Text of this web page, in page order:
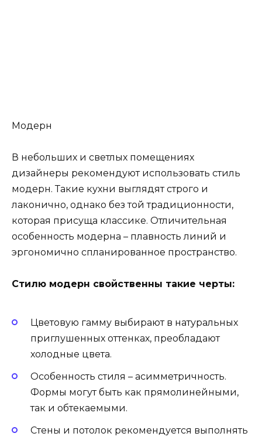
Модерн
В небольших и светлых помещениях
дизайнеры рекомендуют использовать стиль
модерн. Такие кухни выглядят строго и
лаконично, однако без той традиционности,
которая присуща классике. Отличительная
особенность модерна – плавность линий и
эргономично спланированное пространство.
Стилю модерн свойственны такие черты:
Цветовую гамму выбирают в натуральных
приглушенных оттенках, преобладают
холодные цвета.
Особенность стиля – асимметричность.
Формы могут быть как прямолинейными,
так и обтекаемыми.
Стены и потолок рекомендуется выполнять